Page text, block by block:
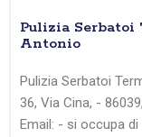
Pulizia Serbatoi
Antonio
Pulizia Serbatoi
36, Via Cina, -
Email: - si occupa